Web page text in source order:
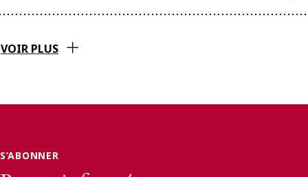
VOIR PLUS
S’ABONNER